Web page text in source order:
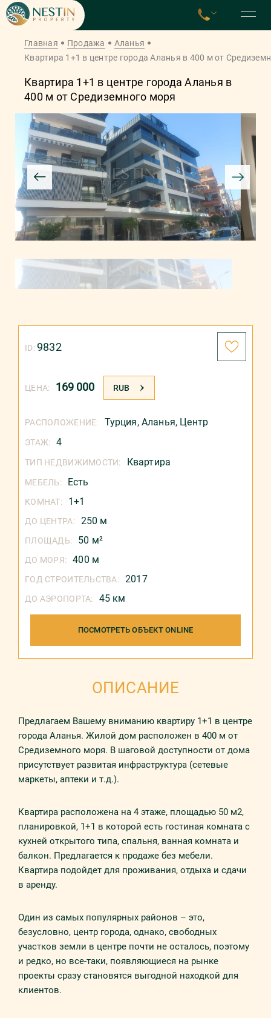
Главная Продажа
Аланья
Квартира 1+1 в центре города Аланья в 400 м от
Квартира 1+1 в центре города Аланья в
400 м от Средиземного моря
ЦЕНА: 169 000 RUB
ID:9832
РАСПОЛОЖЕНИЕ: Турция, Аланья, Центр
ЭТАЖ: 4
ТИП НЕДВИЖИМОСТИ: Квартира
МЕБЕЛЬ: Есть
КОМНАТ: 1+1
ДО ЦЕНТРА: 250 м
ПЛОЩАДЬ: 50 м²
ДО МОРЯ: 400 м
ГОД СТРОИТЕЛЬСТВА: 2017
ДО АЭРОПОРТА: 45 км
ПОСМОТРЕТЬ ОБЪЕКТ ONLINE
ОПИСАНИЕ
Предлагаем Вашему вниманию квартиру 1+1 в центре
города Аланья. Жилой дом расположен в 400 м от
Средиземного моря. В шаговой доступности от дома
присутствует развитая инфраструктура (сетевые
маркеты, аптеки и т.д.).
Квартира расположена на 4 этаже, площадью 50 м2,
планировкой, 1+1 в которой есть гостиная комната с
кухней открытого типа, спальня, ванная комната и
балкон. Предлагается к продаже без мебели.
Квартира подойдет для проживания, отдыха и сдачи
в аренду.
Один из самых популярных районов – это,
безусловно, центр города, однако, свободных
участков земли в центре почти не осталось, поэтому
и редко, но все-таки, появляющиеся на рынке
проекты сразу становятся выгодной находкой для
клиентов.